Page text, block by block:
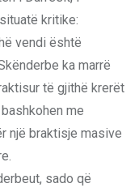
kritike:
vendi është
ka marrë
të gjithë krerët
me
një braktisje masive
sado që